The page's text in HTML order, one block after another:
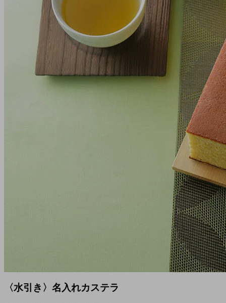
〈水引き〉名入れカステラ